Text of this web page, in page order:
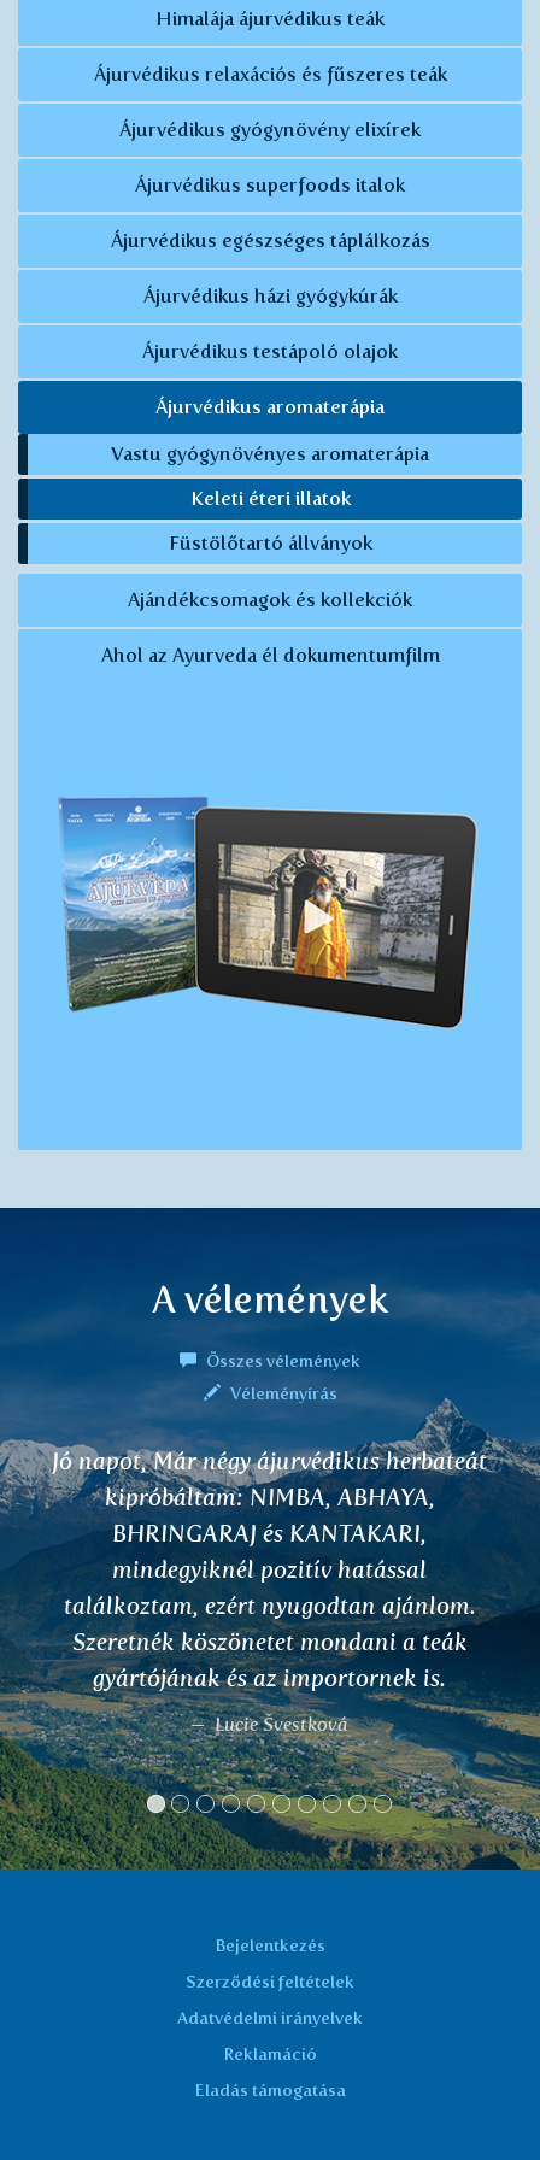
Himalája ájurvédikus teák
Ájurvédikus relaxációs és fűszeres teák
Ájurvédikus gyógynövény elixírek
Ájurvédikus superfoods italok
Ájurvédikus egészséges táplálkozás
Ájurvédikus házi gyógykúrák
Ájurvédikus testápoló olajok
Ájurvédikus aromaterápia
Vastu gyógynövényes aromaterápia
Keleti éteri illatok
Füstölőtartó állványok
Ajándékcsomagok és kollekciók
Ahol az Ayurveda él dokumentumfilm
A vélemények
Összes vélemények
Véleményírás
Jó napot kívánok! A NIMBA teát
használom bőrproblémákra, néhány
napos használat után elmúlt a
és a kiütés eltűnt. A családban
a VARUNA teát is vesére, az állandó
fertőzés okozta problémákat
megszüntette.
Mazačová D.
Bejelentkezés
Szerződési feltételek
Adatvédelmi irányelvek
Reklamáció
Eladás támogatása